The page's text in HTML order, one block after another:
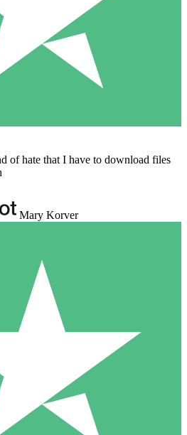
of hate that I have to download files
Mary Korver